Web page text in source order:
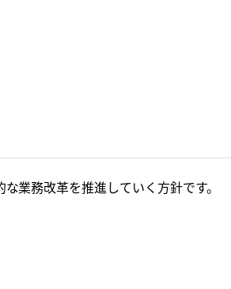
業務改革を推進していく方針です。